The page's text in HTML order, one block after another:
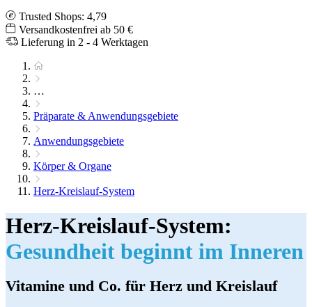
Trusted Shops: 4,79
Versandkostenfrei ab 50 €
Lieferung in 2 - 4 Werktagen
…
Präparate & Anwendungsgebiete
Anwendungsgebiete
Körper & Organe
Herz-Kreislauf-System
Herz-Kreislauf-System:
Gesundheit beginnt im Inneren
Vitamine und Co. für Herz und Kreislauf